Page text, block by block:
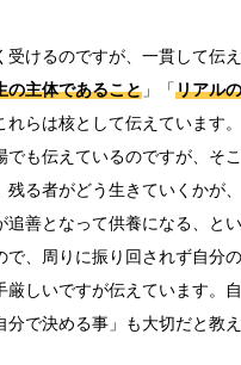
けるのですが、一貫して伝
の主体であること 」「 リアル
れらは核として伝えています。
も伝えているのですが、そ
残る者がどう生きていくかが
善となって供養になる、とい
で、周りに振り回されず自分
厳しいですが伝えています。
で決める事」も大切だと教え